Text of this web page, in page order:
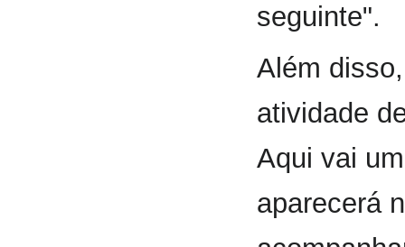
seguinte".
Além
atividade
Aqui vai
aparecerá